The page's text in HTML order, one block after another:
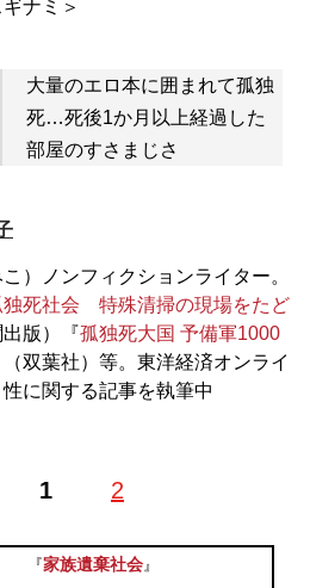
大量のエロ本に囲まれて孤独
死…死後1か月以上経過した
部屋のすさまじさ
こ）ノンフィクションライター。
独死社会 特殊清掃の現場をたど
出版）『孤独死大国 予備軍1000
（双葉社）等。東洋経済オンライ
に関する記事を執筆中
1 2
『家族遺棄社会』